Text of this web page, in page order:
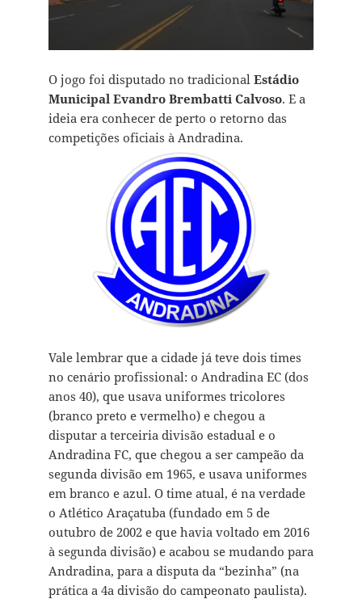
O jogo foi disputado no tradicional Estádio
Municipal Evandro Brembatti Calvoso. E a
ideia era conhecer de perto o retorno das
competições oficiais à Andradina.
Vale lembrar que a cidade já teve dois times
no cenário profissional: o Andradina EC (dos
anos 40), que usava uniformes tricolores
(branco preto e vermelho) e chegou a
disputar a terceiria divisão estadual e o
Andradina FC, que chegou a ser campeão da
segunda divisão em 1965, e usava uniformes
em branco e azul. O time atual, é na verdade
o Atlético Araçatuba (fundado em 5 de
outubro de 2002 e que havia voltado em 2016
à segunda divisão) e acabou se mudando para
Andradina, para a disputa da “bezinha” (na
prática a 4a divisão do campeonato paulista).